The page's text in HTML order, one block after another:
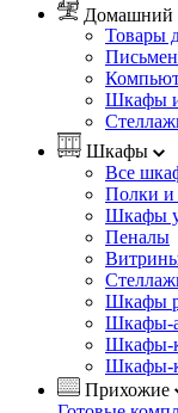
Домашний
Товары
Шкафы
Шкафы
Все
Полки
Шкафы
Пеналы
Шкафы
Шкафы-
Шкафы-
Шкафы-
Прихожие